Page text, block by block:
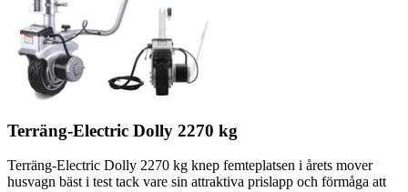
Terräng-Electric Dolly 2270 kg
Terräng-Electric Dolly 2270 kg knep femteplatsen i årets mover
husvagn bäst i test tack vare sin attraktiva prislapp och förmåga att